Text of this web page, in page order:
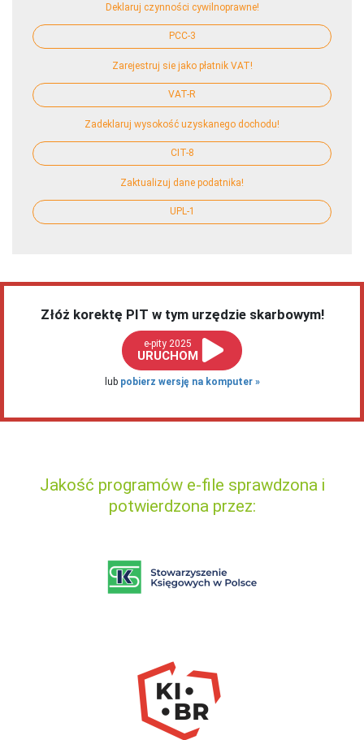
Deklaruj czynności cywilnoprawne!
PCC-3
Zarejestruj sie jako płatnik VAT!
VAT-R
Zadeklaruj wysokość uzyskanego dochodu!
CIT-8
Zaktualizuj dane podatnika!
UPL-1
Złóż korektę PIT w tym urzędzie skarbowym!
e-pity 2025
URUCHOM
lub pobierz wersję na komputer
Jakość programów e-file sprawdzona i
potwierdzona przez: